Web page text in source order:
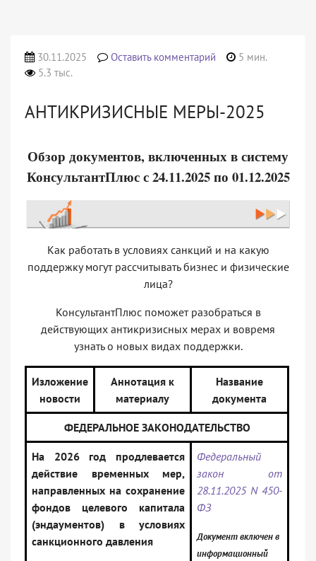
30.11.2025 Оставить комментарий
5 мин.
5.3 тыс.
АНТИКРИЗИСНЫЕ МЕРЫ-2025
Обзор документов, включенных в систему
КонсультантПлюс с 24.11.2025 по 01.12.2025
Как работать в условиях санкций и на какую
поддержку могут рассчитывать бизнес и физические
лица?
КонсультантПлюс поможет разобраться в
действующих антикризисных мерах и вовремя
узнать о новых видах поддержки.
Изложение
новости
Аннотация к
материалу
Название
документа
ФЕДЕРАЛЬНОЕ ЗАКОНОДАТЕЛЬСТВО
На 2026 год продлевается
действие временных мер,
направленных на сохранение
фондов целевого капитала
(эндаументов) в условиях
санкционного давления
Федеральный
закон от
28.11.2025 N 450-
ФЗ
Документ включен в
информационный